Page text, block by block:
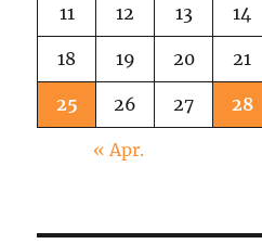
11 12 13 14
18 19 20 21
25 26 27 28
« Apr.